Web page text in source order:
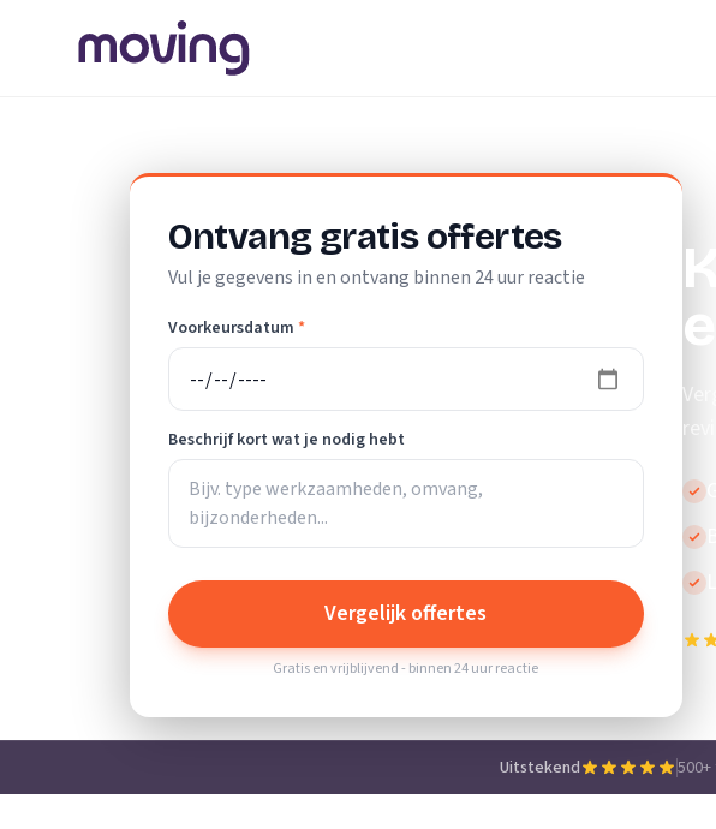
Ontvang gratis offertes
Vul je gegevens in en ontvang binnen 24 uur reactie
Voorkeursdatum *
Beschrijf kort wat je nodig hebt
Vergelijk offertes
Gratis en vrijblijvend - binnen 24 uur reactie
Uitstekend